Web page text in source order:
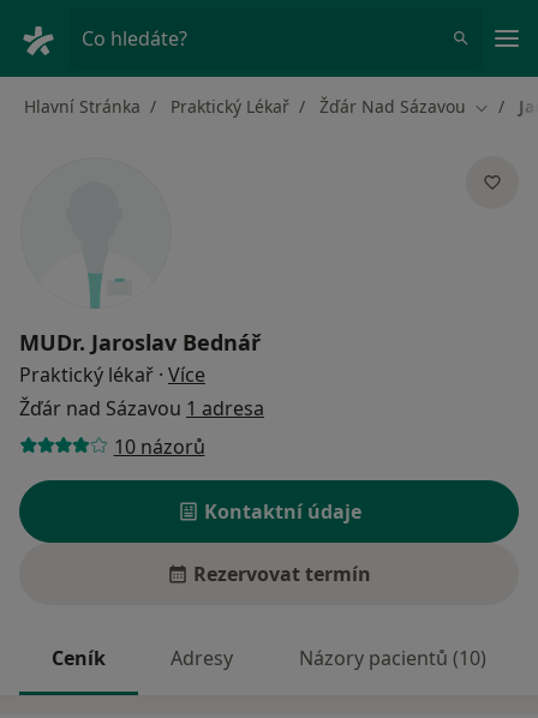
Co hledáte?
Hlavní Stránka Praktický Lékař Žďár Nad Sázavou Změna
MUDr. Jaroslav Bednář
Praktický lékař · Více
Žďár nad Sázavou 1 adresa
10 názorů
Kontaktní údaje
Rezervovat termín
Ceník Adresy Názory pacientů (10)